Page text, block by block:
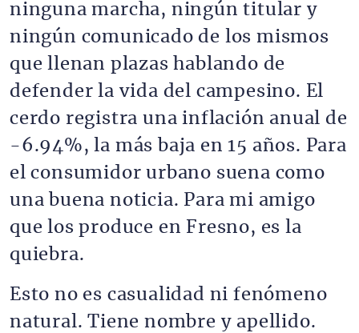
ninguna marcha, ningún titular y
ningún comunicado de los mismos
que llenan plazas hablando de
defender la vida del campesino. El
cerdo registra una inflación anual de
-6.94%, la más baja en 15 años. Para
el consumidor urbano suena como
una buena noticia. Para mi amigo
que los produce en Fresno, es la
quiebra.
Esto no es casualidad ni fenómeno
natural. Tiene nombre y apellido.